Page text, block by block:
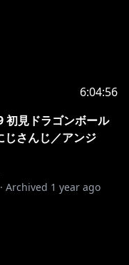
6:04:56
初見ドラゴンボール
さんじ／アンジ
· Archived 1 year ago